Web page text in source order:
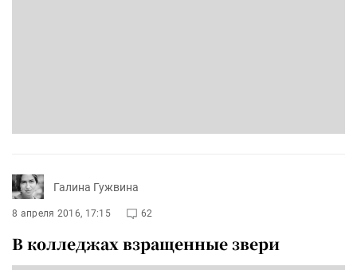
Галина Гужвина
8 апреля 2016, 17:15 62
В колледжах взращенные звери